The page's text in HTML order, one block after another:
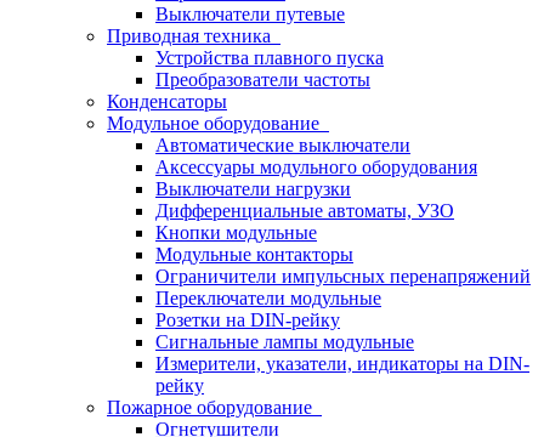
Выключатели путевые
Приводная техника
Устройства плавного пуска
Преобразователи частоты
Конденсаторы
Модульное оборудование
Автоматические выключатели
Аксессуары модульного оборудования
Выключатели нагрузки
Дифференциальные автоматы, УЗО
Кнопки модульные
Модульные контакторы
Ограничители импульсных перенапряжений
Переключатели модульные
Розетки на DIN-рейку
Сигнальные лампы модульные
Измерители, указатели, индикаторы на DIN-
рейку
Пожарное оборудование
Огнетушители